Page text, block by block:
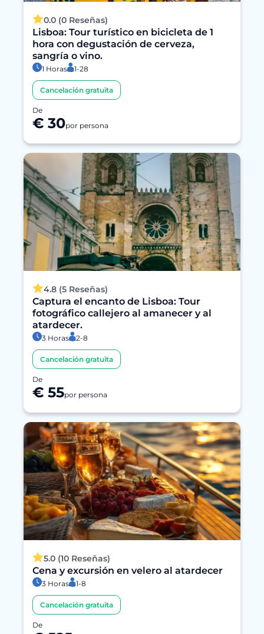
0.0 (0 Reseñas)
Lisboa: Tour turístico en bicicleta de 1
hora con degustación de cerveza,
sangría o vino.
1 Horas 1-28
Cancelación gratuita
De
€ 30por persona
4.8 (5 Reseñas)
Captura el encanto de Lisboa: Tour
fotográfico callejero al amanecer y al
atardecer.
3 Horas 2-8
Cancelación gratuita
De
€ 55por persona
5.0 (10 Reseñas)
Cena y excursión en velero al atardecer
3 Horas 1-8
Cancelación gratuita
De